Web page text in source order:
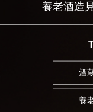
養老酒造
酒
養